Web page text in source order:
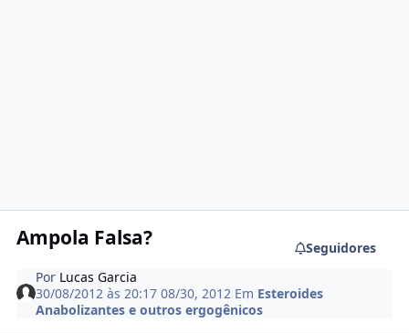
Ampola Falsa?
Seguidores
Por Lucas Garcia
30/08/2012 às 20:1708/30, 2012 Em Esteroides
Anabolizantes e outros ergogênicos